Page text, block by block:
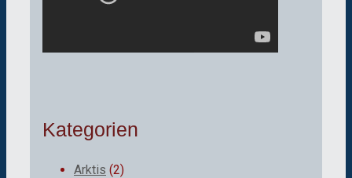
Kategorien
Arktis (2)